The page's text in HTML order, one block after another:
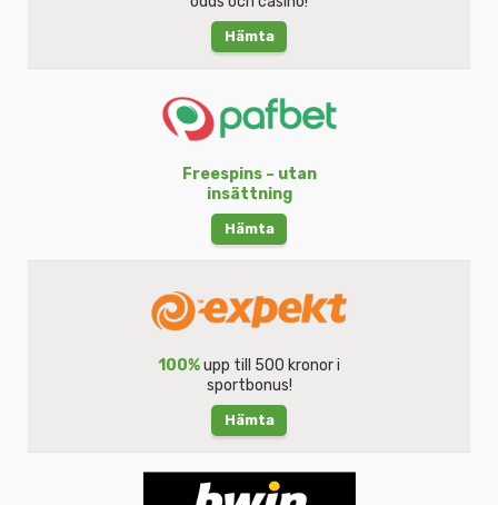
Hämta
Freespins – utan
insättning
Hämta
100%upp till 500 kronor i
sportbonus!
Hämta